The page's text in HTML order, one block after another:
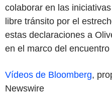
colaborar en las
libre tránsito por el
estas declaraciones a
en el marco del
Vídeos de Bloomberg,
Newswire